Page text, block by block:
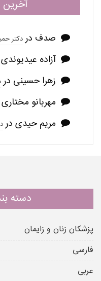
صدف دردکتر
آزاده عیدیوندی
زهرا حسینی در
مهربانو مختاری
مریم حیدی در
دسته
پزشکان زنان و زایمان
فارسی
عربی